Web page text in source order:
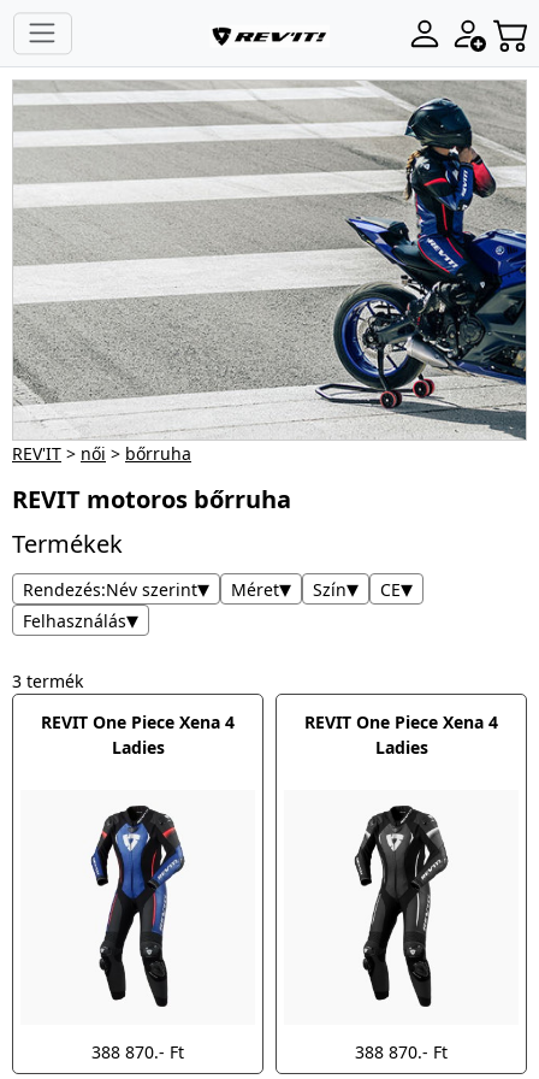
REV'IT > női > bőrruha
REVIT motoros bőrruha
Termékek
Rendezés:Név szerint▾ Méret▾ Szín▾ CE▾
Felhasználás▾
3 termék
REVIT One Piece Xena 4
Ladies
388 870.- Ft
REVIT One Piece Xena 4
Ladies
388 870.- Ft